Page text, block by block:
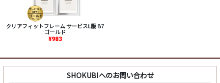
クリアフィットフレーム サービスL版 B7
ゴールド
¥983
SHOKUBIへのお問い合わせ